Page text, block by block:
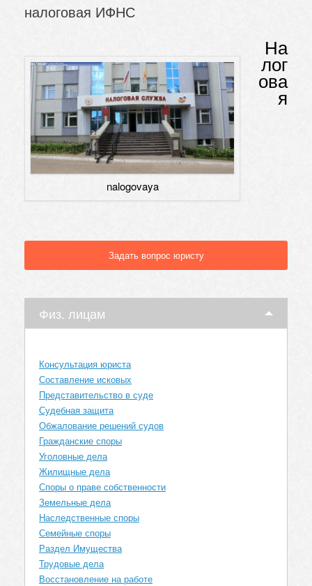
налоговая ИФНС
nalogovaya
На
лог
ова
я
Задать вопрос юристу
Физ. лицам
Консультация юриста
Составление исковых
Представительство в суде
Судебная защита
Обжалование решений судов
Гражданские споры
Уголовные дела
Жилищные дела
Споры о праве собственности
Земельные дела
Наследственные споры
Семейные споры
Раздел Имущества
Трудовые дела
Восстановление на работе